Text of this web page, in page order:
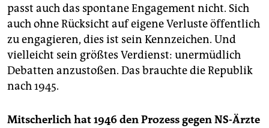
passt auch das spontane Engagement nicht. Sich
auch ohne Rücksicht auf eigene Verluste öffentlich
zu engagieren, dies ist sein Kennzeichen. Und
vielleicht sein größtes Verdienst: unermüdlich
Debatten anzustoßen. Das brauchte die Republik
nach 1945.
Mitscherlich hat 1946 den Prozess gegen NS-Ärzte